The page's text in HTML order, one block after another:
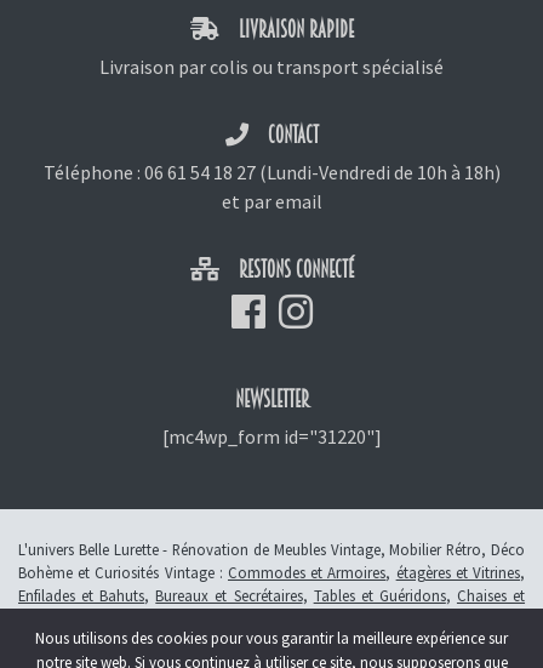
LIVRAISON RAPIDE
Livraison par colis ou transport spécialisé
CONTACT
Téléphone : 06 61 54 18 27(Lundi-Vendredi de 10h à 18h)
et par email
RESTONS CONNECTÉ
NEWSLETTER
[mc4wp_form id="31220"]
L'univers Belle Lurette - Rénovation de Meubles Vintage, Mobilier Rétro, Déco
Bohème et Curiosités Vintage : Commodes et Armoires, étagères et Vitrines,
Enfilades et Bahuts,Bureaux et Secrétaires, Tables et Guéridons, Chaises et
© 2013 - 2026 L'atelier Belle Lurette - Rénovation de meubles vintage, en
Nous utilisons des cookies pour vous garantir la meilleure expérience sur
notre site web. Si vous continuez à utiliser ce site, nous supposerons que